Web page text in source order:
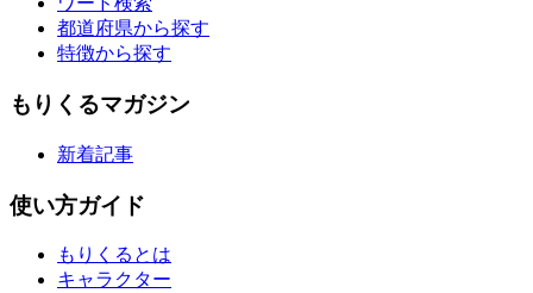
都道府県から探す
特徴から探す
もりくるマガジン
新着記事
使い方ガイド
もりくるとは
キャラクター